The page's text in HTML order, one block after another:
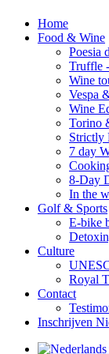
Home
Food & Wine
Poesia
Truffle
Wine
Vespa
Wine
Torino
Strictly
7 day
8-Day
In the
Golf & Sports
E-bike
Culture
Royal
Contact
Inschrijven